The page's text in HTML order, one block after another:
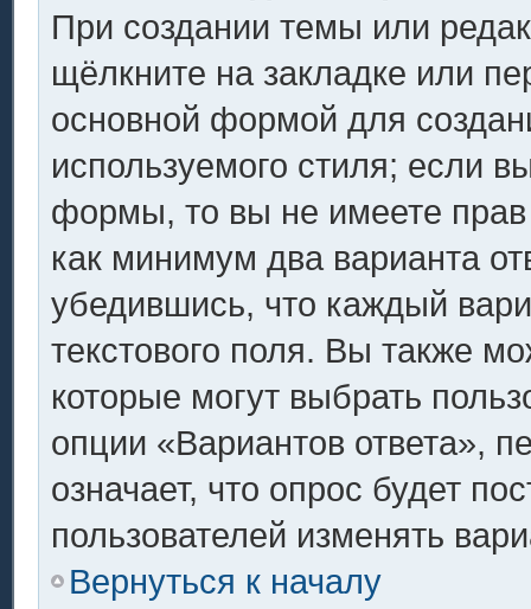
При создании темы или
щёлкните на закладке или
основной формой для
используемого стиля; если
формы, то вы не имеете прав
как минимум два варианта
убедившись, что каждый
текстового поля. Вы также
которые могут выбрать
опции «Вариантов ответа»,
означает, что опрос будет
пользователей изменять
Вернуться к началу